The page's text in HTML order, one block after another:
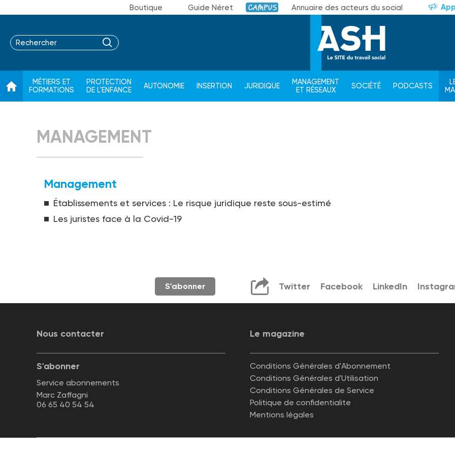
Boutique Guide Néret Campus Annuaire des acteurs du social
MÉTIERS ET
FORMATIONS
PROTECTION
DE L'ENFANCE
AUTONOMIE INSERTION JURIDIQUE
MANAGEMENT
ET RÉSEAUX
SOCIÉTÉ PODCASTS
MANAGEMENT
Management
Établissements et services : Le risque juridique reste sous-estimé
Les juristes face à la Covid-19
S'abonner Twitter Facebook LinkedIn
Nous contacter Le magazine
S'abonner
Service abonnements
Marc Zaffagni
06 65 40 54 54
Conditions Générales d'Abonnement
Conditions Générales d'Utilisation
Conditions Générales de Service
Politique de confidentialite
Mentions légales